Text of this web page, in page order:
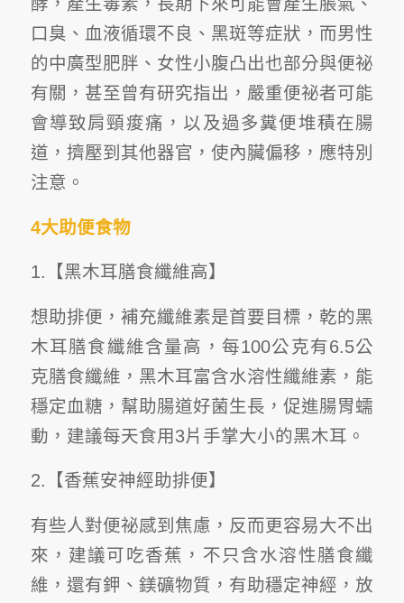
口臭、血液循環不良、黑斑等症狀，而男性
的中廣型肥胖、女性小腹凸出也部分與便祕
有關，甚至曾有研究指出，嚴重便祕者可能
會導致肩頸痠痛，以及過多糞便堆積在腸
道，擠壓到其他器官，使內臟偏移，應特別
注意。
4大助便食物
1.【黑木耳膳食纖維高】
想助排便，補充纖維素是首要目標，乾的黑
木耳膳食纖維含量高，每100公克有6.5公
克膳食纖維，黑木耳富含水溶性纖維素，能
穩定血糖，幫助腸道好菌生長，促進腸胃蠕
動，建議每天食用3片手掌大小的黑木耳。
2.【香蕉安神經助排便】
有些人對便祕感到焦慮，反而更容易大不出
來，建議可吃香蕉，不只含水溶性膳食纖
維，還有鉀、鎂礦物質，有助穩定神經，放